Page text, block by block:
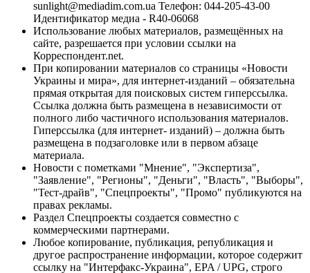
sunlight@mediadim.com.ua Телефон: 044-205-43-00
Идентификатор медиа - R40-06068
Использование любых материалов, размещённых на
сайте, разрешается при условии ссылки на
Корреспондент.net.
При копировании материалов со страницы «Новости
Украины и мира», для интернет-изданий – обязательна
прямая открытая для поисковых систем гиперссылка.
Ссылка должна быть размещена в независимости от
полного либо частичного использования материалов.
Гиперссылка (для интернет- изданий) – должна быть
размещена в подзаголовке или в первом абзаце
материала.
Новости с пометками "Мнение", "Экспертиза",
"Заявление", "Регионы", "Деньги", "Власть", "Выборы",
"Тест-драйв", "Спецпроекты", "Промо" публикуются на
правах рекламы.
Раздел Спецпроекты создается совместно с
коммерческими партнерами.
Любое копирование, публикация, републикация и
другое распространение информации, которое содержит
ссылку на "Интерфакс-Украина", EPA / UPG, строго